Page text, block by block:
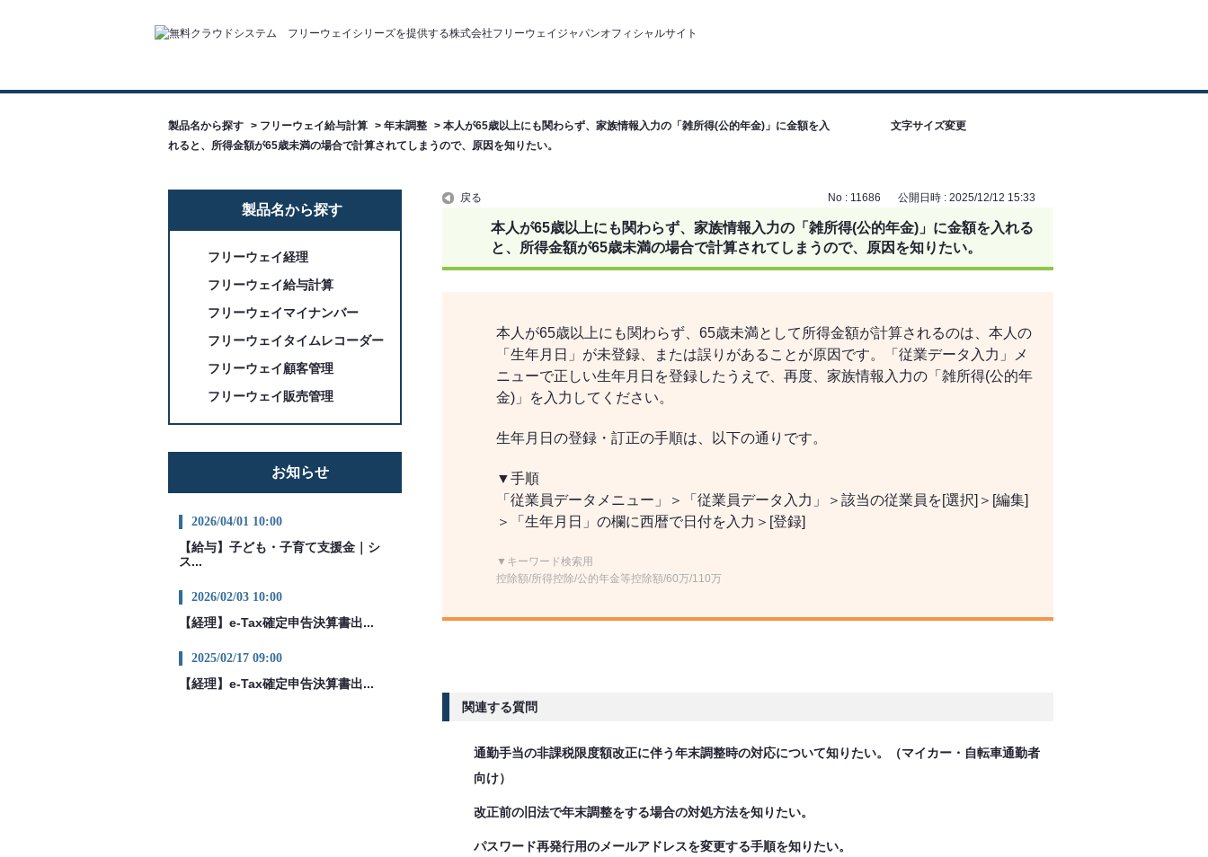
文字サイズ変更
製品名から探す > フリーウェイ給与計算 > 年末調整 > 本人が65歳以上にも関わらず、家族情報入力の「雑所得(公的年金)」に金額を入
れると、所得金額が65歳未満の場合で計算されてしまうので、原因を知りたい。
製品名から探す
フリーウェイ経理
フリーウェイ給与計算
フリーウェイマイナンバー
フリーウェイタイムレコーダー
フリーウェイ顧客管理
フリーウェイ販売管理
お知らせ
2026/04/01 10:00
【給与】子ども・子育て支援金｜シ
ス...
2026/02/03 10:00
【経理】e-Tax確定申告決算書出...
2025/02/17 09:00
【経理】e-Tax確定申告決算書出...
戻る No : 11686 公開日時 : 2025/12/12 15:33
本人が65歳以上にも関わらず、家族情報入力の「雑所得(公的年金)」に金額を入れる
と、所得金額が65歳未満の場合で計算されてしまうので、原因を知りたい。
本人が65歳以上にも関わらず、65歳未満として所得金額が計算されるのは、本人の
「生年月日」が未登録、または誤りがあることが原因です。「従業データ入力」メ
ニューで正しい生年月日を登録したうえで、再度、家族情報入力の「雑所得(公的年
金)」を入力してください。
生年月日の登録・訂正の手順は、以下の通りです。
▼手順
「従業員データメニュー」＞「従業員データ入力」＞該当の従業員を[選択]＞[編集]
＞「生年月日」の欄に西暦で日付を入力＞[登録]
▼キーワード検索用
控除額/所得控除/公的年金等控除額/60万/110万
関連する質問
通勤手当の非課税限度額改正に伴う年末調整時の対応について知りたい。（マイカー・自転車通勤者
向け）
改正前の旧法で年末調整をする場合の対処方法を知りたい。
パスワード再発行用のメールアドレスを変更する手順を知りたい。